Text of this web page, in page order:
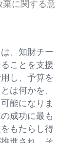
棄に関する意
、知財チー
ことを支援
し、予算を
は何かを、
能になりま
成功に最も
もたらし得